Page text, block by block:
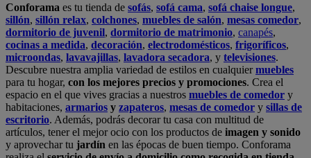
Conforama es tu tienda de sofás, sofá cama, sofá chaise longue,
sillón, sillón relax, colchones, muebles de salón, mesas comedor,
dormitorio de juvenil, dormitorio de matrimonio, canapés,
cocinas a medida, decoración, electrodomésticos, frigoríficos,
microondas, lavavajillas, lavadora secadora, y televisiones.
Descubre nuestra amplia variedad de estilos en cualquiermuebles
para tu hogar, con los mejores precios y promociones. Crea el
espacio en el que vives gracias a nuestros muebles de comedor y
habitaciones, armarios y zapateros, mesas de comedor y sillas de
escritorio. Además, podrás decorar tu casa con multitud de
artículos, tener el mejor ocio con los productos de imagen y sonido
y aprovechar tu jardín en las épocas de buen tiempo. Conforama